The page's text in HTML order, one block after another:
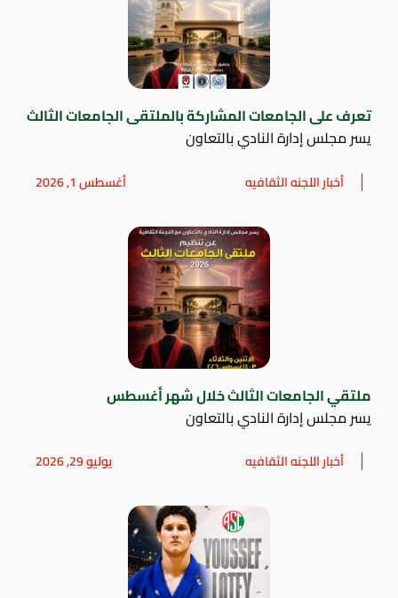
تعرف على الجامعات المشاركة بالملتقى الجامعات الثالث
يسر مجلس إدارة النادي بالتعاون
أخبار اللجنه الثقافيه أغسطس 1, 2026
ملتقي الجامعات الثالث خلال شهر أغسطس
يسر مجلس إدارة النادي بالتعاون
أخبار اللجنه الثقافيه يوليو 29, 2026